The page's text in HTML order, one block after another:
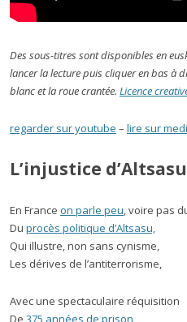
Des sous-titres sont disponibles en
lancer la lecture puis cliquer en bas à
blanc et la roue crantée. Licence
regarder sur youtube – lire sur
L’injustice d’Altsasu
En France on parle peu, voire pas
Du procès politique d’Altsasu,
Qui illustre, non sans cynisme,
Les dérives de l’antiterrorisme,
Avec une spectaculaire réquisition
De 375 années de prison